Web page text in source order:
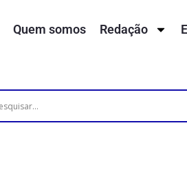
Quem somos Redação